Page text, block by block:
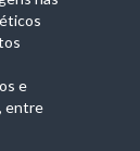
e
entre